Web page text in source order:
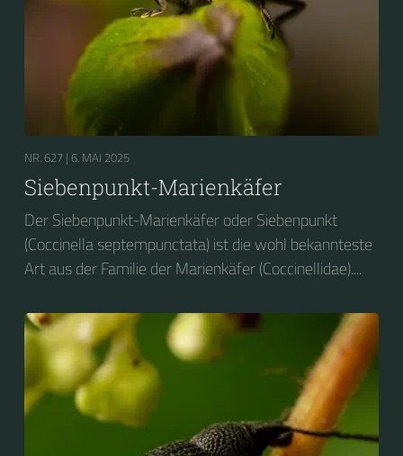
NR. 627 | 6. MAI 2025
Siebenpunkt-Marienkäfer
Der Siebenpunkt-Marienkäfer oder Siebenpunkt
(Coccinella septempunctata) ist die wohl bekannteste
Art aus der Familie der Marienkäfer (Coccinellidae)....